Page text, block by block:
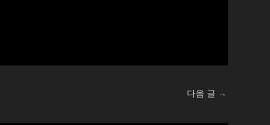
다음 글 →